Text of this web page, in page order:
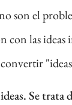
son el
las ideas
Se